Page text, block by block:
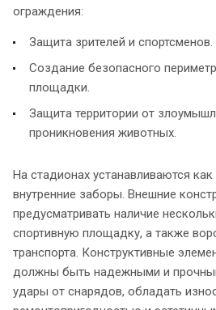
ограждения:
Защита зрителей и спортсменов.
Создание безопасного
площадки.
Защита территории от
проникновения животных.
На стадионах устанавливаются
внутренние заборы. Внешние
предусматривать наличие
спортивную площадку, а также
транспорта. Конструктивные
должны быть надежными и
удары от снарядов, обладать